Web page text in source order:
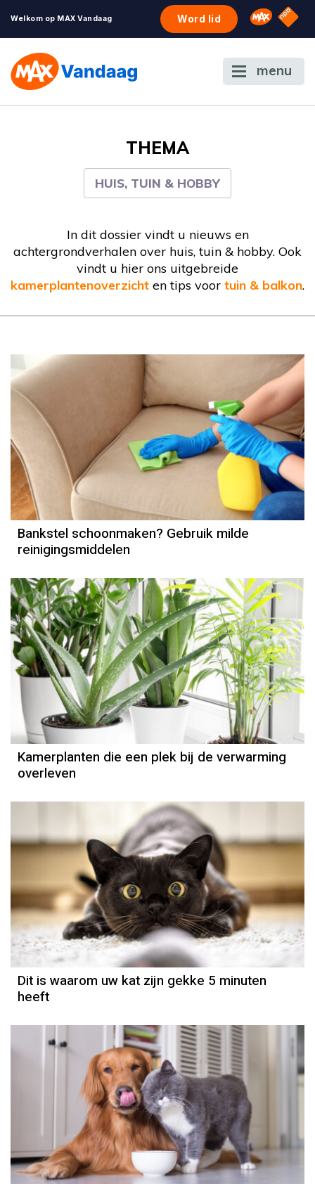
Welkom op MAX Vandaag Word lid Omroep
NPO
menu
THEMA
HUIS, TUIN & HOBBY
In dit dossier vindt u nieuws en
achtergrondverhalen over huis, tuin & hobby. Ook
vindt u hier ons uitgebreide
kamerplantenoverzicht en tips voor tuin & balkon.
Bankstel schoonmaken? Gebruik milde
reinigingsmiddelen
Kamerplanten die een plek bij de verwarming
overleven
Dit is waarom uw kat zijn gekke 5 minuten
heeft